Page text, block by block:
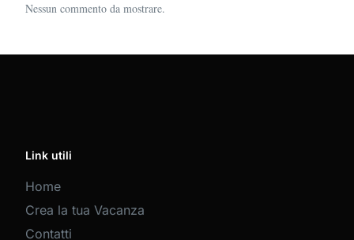
Nessun commento da mostrare.
Link utili
Home
Crea la tua Vacanza
Contatti